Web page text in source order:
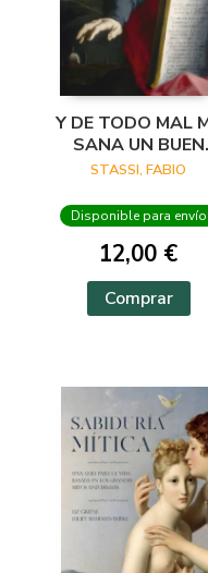
Y DE TODO MAL
SANA UN BUEN
VERSO
STASSI, FABIO
Disponible para envío
12,00 €
Comprar